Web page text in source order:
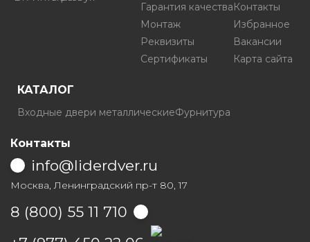
Гарантия качества
Монтаж
Реквизиты
Сертификаты
Контакты
Избранное
Вакансии
Карта сайта
КАТАЛОГ
Входные двери металлическиеФурнитура
Контакты
info@liderdver.ru
Москва, Ленинградский пр-т 80, 17
8 (800) 55 11 710
Написать на Whatsapp